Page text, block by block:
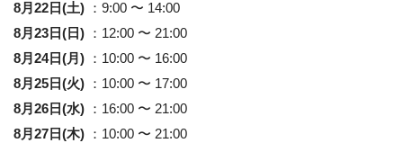
8月22日(土)
：9:00 〜 14:00
8月23日(日)
：12:00 〜 21:00
8月24日(月)
：10:00 〜 16:00
8月25日(火)
：10:00 〜 17:00
8月26日(水)
：16:00 〜 21:00
8月27日(木)
：10:00 〜 21:00